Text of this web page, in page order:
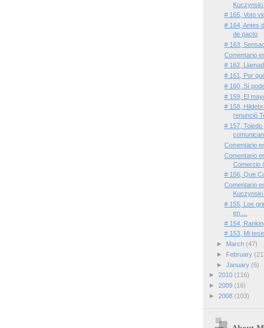
Kuczynski
# 165, Voto
# 164, Antes
de pacto
# 163,
Comentario
# 162,
# 161, Por
# 160, Sí
# 159, El
# 158,
renunció
# 157,
Comentario
Comentario
Comercio
# 156, Que
Comentario
Kuczynski
# 155, Los
en ...
# 154,
# 153, Mi
►
March (47)
►
February
► January (6)
► 2010 (116)
► 2009 (16)
► 2008 (103)